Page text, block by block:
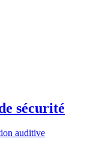
sécurité